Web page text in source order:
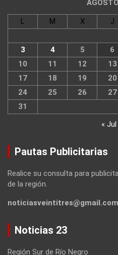
L M X J
3
4 5 6
10
11 12 13
17
18 19 20
24
25 26 27
31
« Jul
Pautas Publicitarias
Realice su consulta para
de la región.
noticiasveintitres@gmail.com
Noticias 23
Región Sur de Río Negro